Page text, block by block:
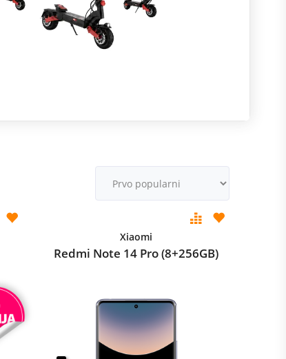
Xiaomi
Redmi Note 14 Pro (8+256GB)